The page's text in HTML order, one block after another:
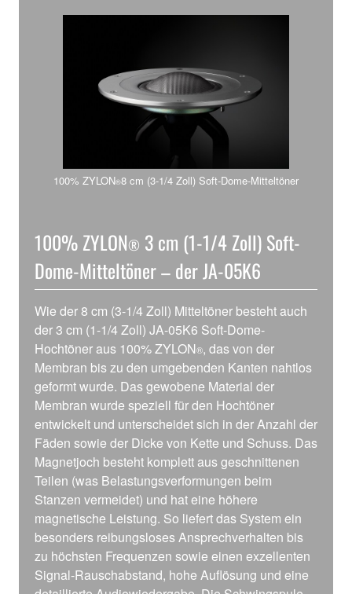
100% ZYLON®8 cm (3-1/4 Zoll) Soft-Dome-Mitteltöner
100% ZYLON® 3 cm (1-1/4 Zoll) Soft-
Dome-Mitteltöner – der JA-05K6
Wie der 8 cm (3-1/4 Zoll) Mitteltöner besteht auch
der 3 cm (1-1/4 Zoll) JA-05K6 Soft-Dome-
Hochtöner aus 100% ZYLON®, das von der
Membran bis zu den umgebenden Kanten nahtlos
geformt wurde. Das gewobene Material der
Membran wurde speziell für den Hochtöner
entwickelt und unterscheidet sich in der Anzahl der
Fäden sowie der Dicke von Kette und Schuss. Das
Magnetjoch besteht komplett aus geschnittenen
Teilen (was Belastungsverformungen beim
Stanzen vermeidet) und hat eine höhere
magnetische Leistung. So liefert das System ein
besonders reibungsloses Ansprechverhalten bis
zu höchsten Frequenzen sowie einen exzellenten
Signal-Rauschabstand, hohe Auflösung und eine